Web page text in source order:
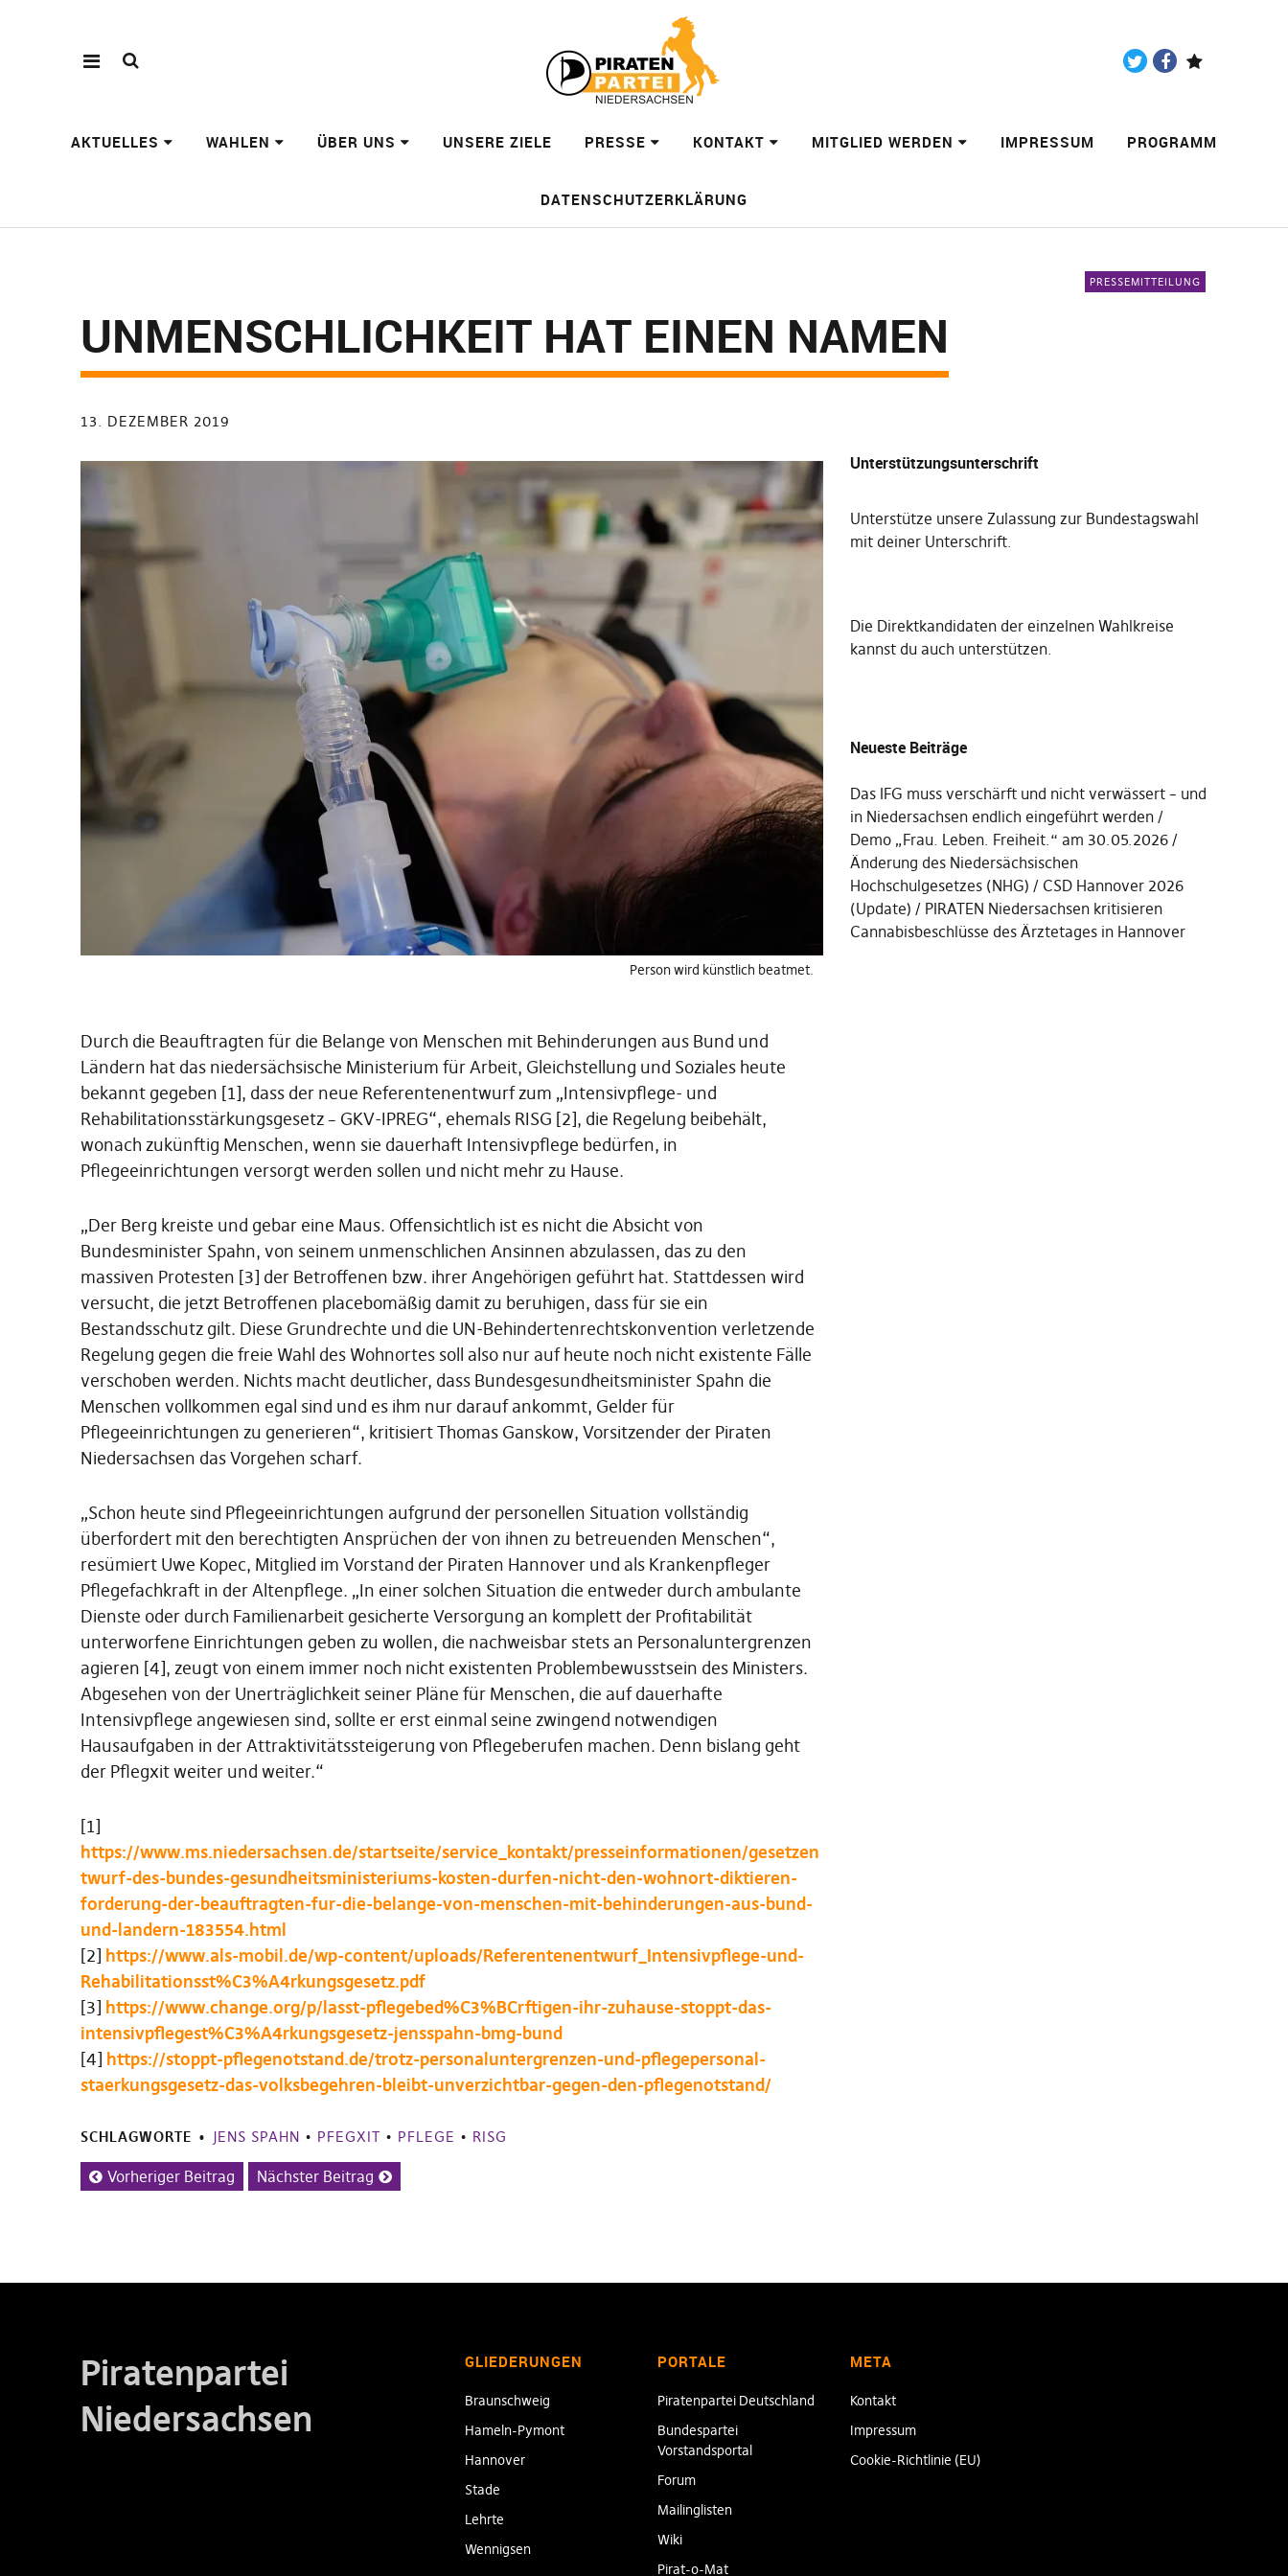
AKTUELLES WAHLEN ÜBER UNS UNSERE ZIELE PRESSE KONTAKT MITGLIED WERDEN IMPRESSUM PROGRAMM
DATENSCHUTZERKLÄRUNG
PRESSEMITTEILUNG
UNMENSCHLICHKEIT HAT EINEN NAMEN
13. DEZEMBER 2019
Person wird künstlich beatmet.
Durch die Beauftragten für die Belange von Menschen mit Behinderungen aus Bund und
Ländern hat das niedersächsische Ministerium für Arbeit, Gleichstellung und Soziales heute
bekannt gegeben [1], dass der neue Referentenentwurf zum „Intensivpflege- und
Rehabilitations­stärkungs­gesetz – GKV-IPREG“, ehemals RISG [2], die Regelung beibehält,
wonach zukünftig Menschen, wenn sie dauerhaft Intensivpflege bedürfen, in
Pflegeeinrichtungen versorgt werden sollen und nicht mehr zu Hause.
„Der Berg kreiste und gebar eine Maus. Offensichtlich ist es nicht die Absicht von
Bundesminister Spahn, von seinem unmenschlichen Ansinnen abzulassen, das zu den
massiven Protesten [3] der Betroffenen bzw. ihrer Angehörigen geführt hat. Stattdessen wird
versucht, die jetzt Betroffenen placebomäßig damit zu beruhigen, dass für sie ein
Bestandsschutz gilt. Diese Grundrechte und die UN-Behindertenrechtskonvention verletzende
Regelung gegen die freie Wahl des Wohnortes soll also nur auf heute noch nicht existente Fälle
verschoben werden. Nichts macht deutlicher, dass Bundesgesundheitsminister Spahn die
Menschen vollkommen egal sind und es ihm nur darauf ankommt, Gelder für
Pflegeeinrichtungen zu generieren“, kritisiert Thomas Ganskow, Vorsitzender der Piraten
Niedersachsen das Vorgehen scharf.
„Schon heute sind Pflegeeinrichtungen aufgrund der personellen Situation vollständig
überfordert mit den berechtigten Ansprüchen der von ihnen zu betreuenden Menschen“,
resümiert Uwe Kopec, Mitglied im Vorstand der Piraten Hannover und als Krankenpfleger
Pflegefachkraft in der Altenpflege. „In einer solchen Situation die entweder durch ambulante
Dienste oder durch Familienarbeit gesicherte Versorgung an komplett der Profitabilität
unterworfene Einrichtungen geben zu wollen, die nachweisbar stets an Personaluntergrenzen
agieren [4], zeugt von einem immer noch nicht existenten Problembewusstsein des Ministers.
Abgesehen von der Unerträglichkeit seiner Pläne für Menschen, die auf dauerhafte
Intensivpflege angewiesen sind, sollte er erst einmal seine zwingend notwendigen
Hausaufgaben in der Attraktivitätssteigerung von Pflegeberufen machen. Denn bislang geht
der Pflegxit weiter und weiter.“
[1]
https://www.ms.niedersachsen.de/startseite/service_kontakt/presseinformationen/gesetzen
twurf-des-bundes-gesundheitsministeriums-kosten-durfen-nicht-den-wohnort-diktieren-
forderung-der-beauftragten-fur-die-belange-von-menschen-mit-behinderungen-aus-bund-
und-landern-183554.html
[2] https://www.als-mobil.de/wp-content/uploads/Referentenentwurf_Intensivpflege-und-
Rehabilitationsst%C3%A4rkungsgesetz.pdf
[3] https://www.change.org/p/lasst-pflegebed%C3%BCrftigen-ihr-zuhause-stoppt-das-
intensivpflegest%C3%A4rkungsgesetz-jensspahn-bmg-bund
[4] https://stoppt-pflegenotstand.de/trotz-personaluntergrenzen-und-pflegepersonal-
staerkungsgesetz-das-volksbegehren-bleibt-unverzichtbar-gegen-den-pflegenotstand/
SCHLAGWORTE JENS SPAHN • PFEGXIT • PFLEGE • RISG
Vorheriger Beitrag Nächster Beitrag
Unterstützungsunterschrift
Unterstütze unsere Zulassung zur Bundestagswahl
mit deiner Unterschrift.
Die Direktkandidaten der einzelnen Wahlkreise
kannst du auch unterstützen.
Neueste Beiträge
Das IFG muss verschärft und nicht verwässert – und
in Niedersachsen endlich eingeführt werden
Demo „Frau. Leben. Freiheit.“ am 30.05.2026
Änderung des Niedersächsischen
Hochschulgesetzes (NHG)
CSD Hannover 2026
(Update)
PIRATEN Niedersachsen kritisieren
Cannabisbeschlüsse des Ärztetages in Hannover
Piratenpartei
Niedersachsen
GLIEDERUNGEN
Braunschweig
Hameln-Pymont
Hannover
Stade
Lehrte
Wennigsen
PORTALE
Piratenpartei Deutschland
Bundespartei
Vorstandsportal
Forum
Mailinglisten
Wiki
Pirat-o-Mat
META
Kontakt
Impressum
Cookie-Richtlinie (EU)